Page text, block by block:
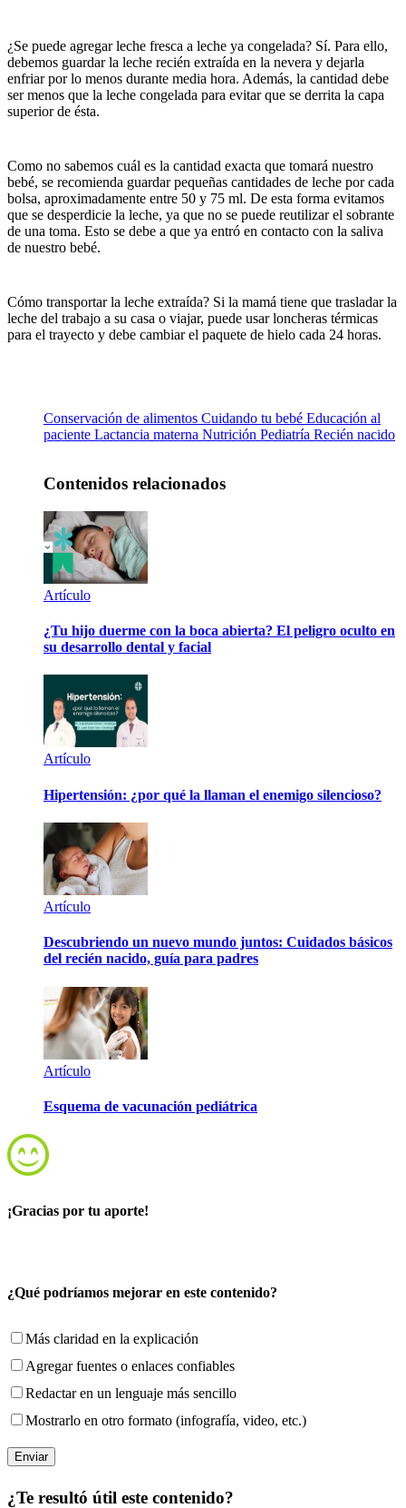
¿Se puede agregar leche fresca a leche ya congelada? Sí. Para ello,
debemos guardar la leche recién extraída en la nevera y dejarla
enfriar por lo menos durante media hora. Además, la cantidad debe
ser menos que la leche congelada para evitar que se derrita la capa
superior de ésta.
Como no sabemos cuál es la cantidad exacta que tomará nuestro
bebé, se recomienda guardar pequeñas cantidades de leche por cada
bolsa, aproximadamente entre 50 y 75 ml. De esta forma evitamos
que se desperdicie la leche, ya que no se puede reutilizar el sobrante
de una toma. Esto se debe a que ya entró en contacto con la saliva
de nuestro bebé.
Cómo transportar la leche extraída? Si la mamá tiene que trasladar la
leche del trabajo a su casa o viajar, puede usar loncheras térmicas
para el trayecto y debe cambiar el paquete de hielo cada 24 horas.
Conservación de alimentos Cuidando tu bebé Educación al
paciente Lactancia materna Nutrición Pediatría Recién nacido
Contenidos relacionados
Artículo
¿Tu hijo duerme con la boca abierta? El peligro oculto en
su desarrollo dental y facial
Artículo
Hipertensión: ¿por qué la llaman el enemigo silencioso?
Artículo
Descubriendo un nuevo mundo juntos: Cuidados básicos
del recién nacido, guía para padres
Artículo
Esquema de vacunación pediátrica
¡Gracias por tu aporte!
¿Qué podríamos mejorar en este contenido?
Más claridad en la explicación
Agregar fuentes o enlaces confiables
Redactar en un lenguaje más sencillo
Mostrarlo en otro formato (infografía, video, etc.)
¿Te resultó útil este contenido?